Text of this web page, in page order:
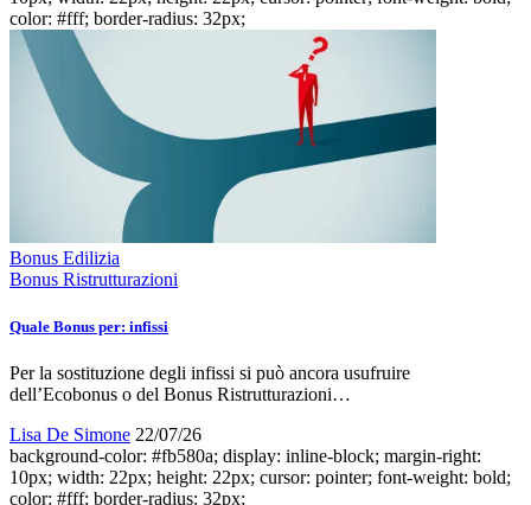
color: #fff; border-radius: 32px;
Bonus Edilizia
Bonus Ristrutturazioni
Quale Bonus per: infissi
Per la sostituzione degli infissi si può ancora usufruire
dell’Ecobonus o del Bonus Ristrutturazioni…
Lisa De Simone 22/07/26
background-color: #fb580a; display: inline-block; margin-right:
10px; width: 22px; height: 22px; cursor: pointer; font-weight: bold;
color: #fff; border-radius: 32px;